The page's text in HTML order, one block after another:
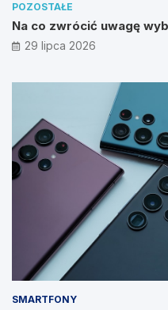
POZOSTAŁE
Na co zwrócić uwagę
29 lipca 2026
SMARTFONY